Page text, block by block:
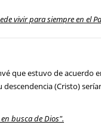
vivir para siempre en el
que estuvo de acuerdo
(Cristo)
busca de Dios".